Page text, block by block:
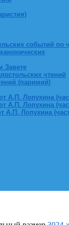
событий по
Завете
чтений
(паримий)
А.П. Лопухина
А.П. Лопухина
А.П. Лопухина